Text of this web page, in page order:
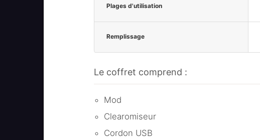
Plages d'utilisation
Remplissage
Le coffret comprend :
Mod
Clearomiseur
Cordon USB